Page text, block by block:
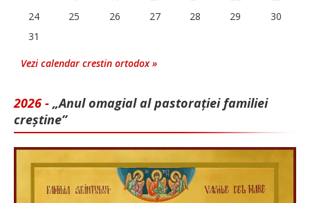
24
25 26 27 28 29
30
31
Vezi calendar crestin ortodox »
2026 - „Anul omagial al pastorației familiei
creștine”